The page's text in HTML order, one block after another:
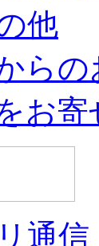
他
らの
お寄
通信